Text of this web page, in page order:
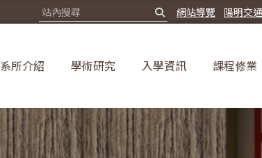
陽明交
網站導覽
系所介紹 學術研究 入學資訊 課程修業